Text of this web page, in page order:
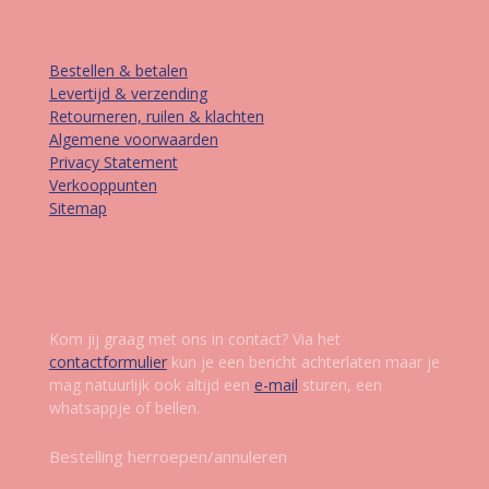
Bestellen & betalen
Levertijd & verzending
Retourneren, ruilen & klachten
Algemene voorwaarden
Privacy Statement
Verkooppunten
Sitemap
Kom jij graag met ons in contact? Via het
contactformulierkun je een bericht achterlaten maar je
mag natuurlijk ook altijd een e-mail sturen, een
whatsappje of bellen.
Bestelling herroepen/annuleren